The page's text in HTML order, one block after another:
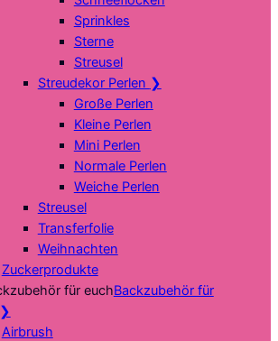
Sprinkles
Sterne
Streusel
Streudekor Perlen ❯
Große Perlen
Kleine Perlen
Mini Perlen
Normale Perlen
Weiche Perlen
Streusel
Transferfolie
Weihnachten
Zuckerprodukte
Backzubehör für
❯
Airbrush